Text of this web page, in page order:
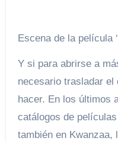
Escena de la película
Y si para abrirse a
necesario trasladar el
hacer. En los últimos
catálogos de
también en Kwanzaa,